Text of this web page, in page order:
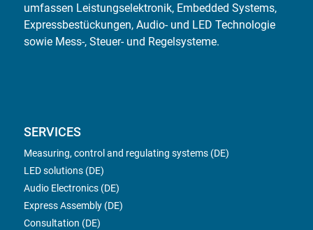
umfassen Leistungselektronik, Embedded Systems,
Expressbestückungen, Audio- und LED Technologie
sowie Mess-, Steuer- und Regelsysteme.
SERVICES
Measuring, control and regulating systems (DE)
LED solutions (DE)
Audio Electronics (DE)
Express Assembly (DE)
Consultation (DE)